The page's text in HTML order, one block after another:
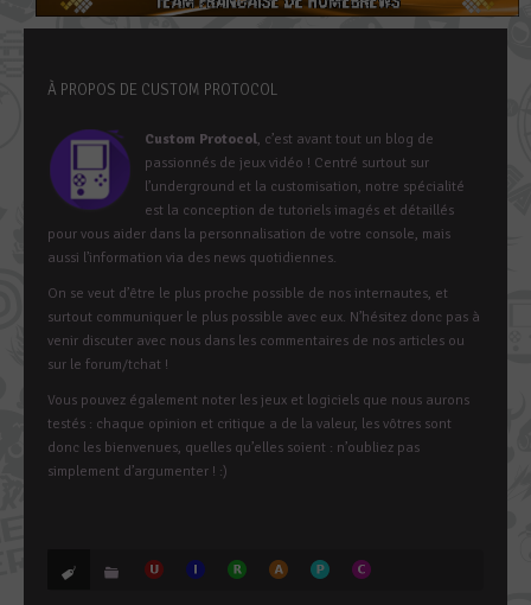
À PROPOS DE CUSTOM PROTOCOL
Custom Protocol, c’est avant tout un blog de
passionnés de jeux vidéo ! Centré surtout sur
l’underground et la customisation, notre spécialité
est la conception de tutoriels imagés et détaillés
pour vous aider dans la personnalisation de votre console, mais
aussi l’information via des news quotidiennes.
On se veut d’être le plus proche possible de nos internautes, et
surtout communiquer le plus possible avec eux. N’hésitez donc pas à
venir discuter avec nous dans les commentaires de nos articles ou
sur le forum/tchat !
Vous pouvez également noter les jeux et logiciels que nous aurons
testés : chaque opinion et critique a de la valeur, les vôtres sont
donc les bienvenues, quelles qu’elles soient : n’oubliez pas
simplement d’argumenter ! :)